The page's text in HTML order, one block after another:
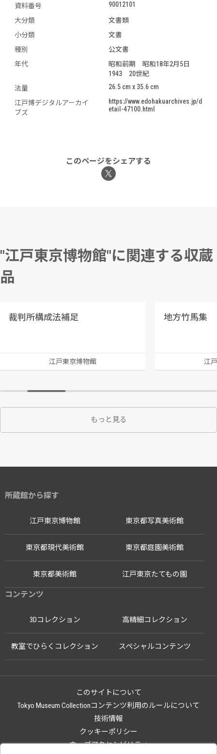
資料番号
90012101
大分類
文書類
小分類
文書
種別
公文書
年代
昭和前期 昭和18年2月5日
1943 20世紀
法量
26.5 cm x 35.6 cm
江戸博デジタルアーカイ
ブズ
https://www.edohakuarchives.jp/d
etail-47100.html
このページをシェアする
"江戸東京博物館"に関連する収蔵
品
裁判所構成法補足
江戸東京博物館
地方竹馬集
江
もっと見る
所蔵館から探す
江戸東京博物館
江戸東京たてもの園
東京都写真美術館
東京都現代美術館 東京都庭園美術館
東京都美術館
コンテンツ
3Dコレクション 高精細コレクション
教室でひらくコレクション スペシャルコンテンツ
このサイトについて
Tokyo Museum Collectionコンテンツ利用のルールについて
技術情報
クッキーポリシー
ウェブアクセシビリティ